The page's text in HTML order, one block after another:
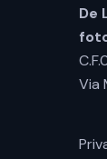
De
Via